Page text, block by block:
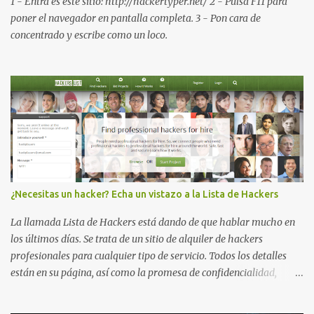
Visualiza la información detallada d...
poner el navegador en pantalla completa. 3 - Pon cara de
concentrado y escribe como un loco.
¿Necesitas un hacker? Echa un vistazo a la Lista de Hackers
La llamada Lista de Hackers está dando de que hablar mucho en
los últimos días. Se trata de un sitio de alquiler de hackers
profesionales para cualquier tipo de servicio. Todos los detalles
están en su página, así como la promesa de confidencialidad,